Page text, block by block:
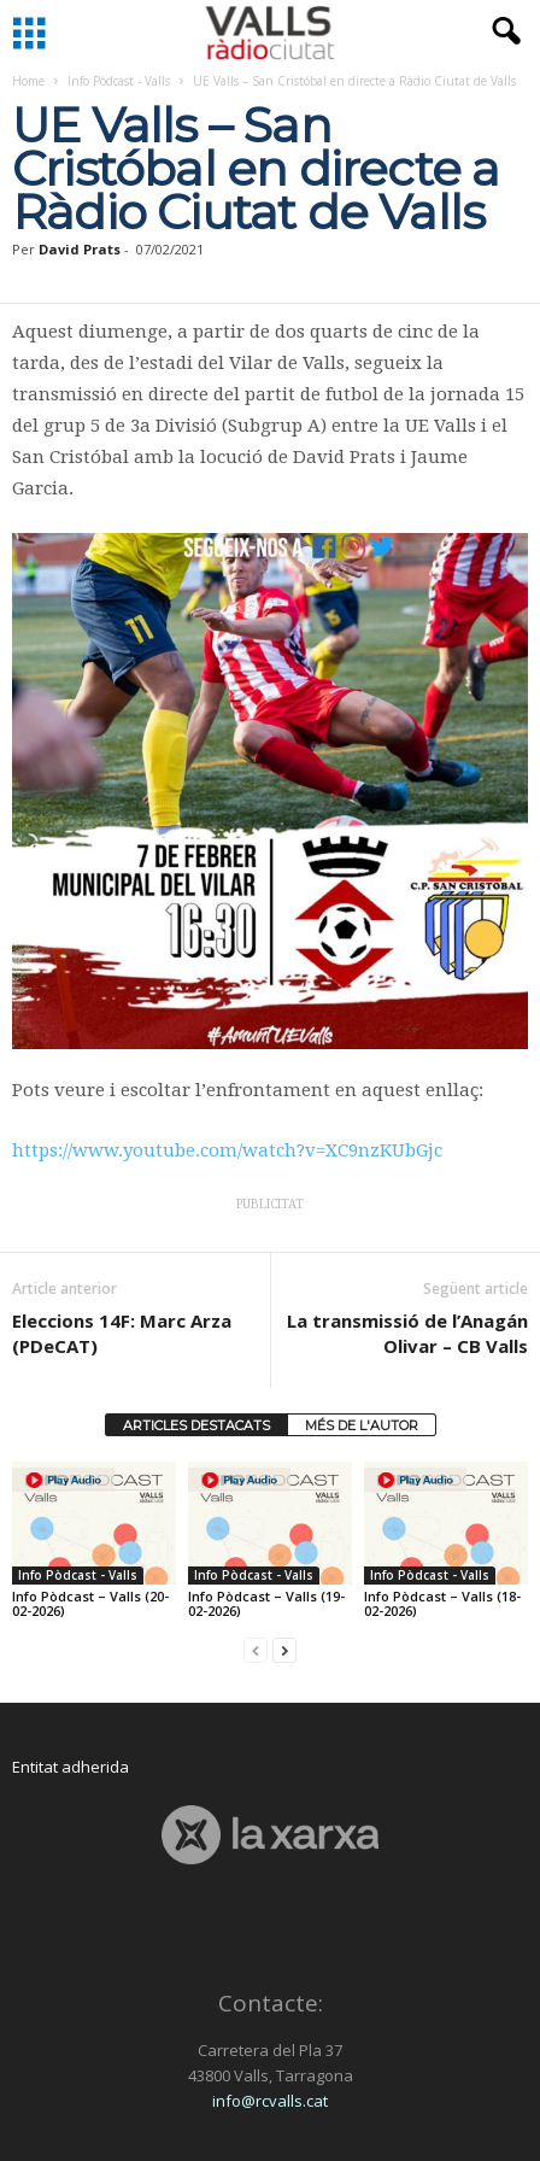
Home Info Pòdcast - Valls UE Valls – San Cristóbal en directe a Ràdio Ciutat de Valls
UE Valls – San
Cristóbal en directe a
Ràdio Ciutat de Valls
Per David Prats - 07/02/2021
Aquest diumenge, a partir de dos quarts de cinc de la
tarda, des de l’estadi del Vilar de Valls, segueix la
transmissió en directe del partit de futbol de la jornada 15
del grup 5 de 3a Divisió (Subgrup A) entre la UE Valls i el
San Cristóbal amb la locució de David Prats i Jaume
Garcia.
Pots veure i escoltar l’enfrontament en aquest enllaç:
https://www.youtube.com/watch?v=XC9nzKUbGjc
PUBLICITAT
Article anterior
Eleccions 14F: Marc Arza
(PDeCAT)
Següent article
La transmissió de l’Anagán
Olivar – CB Valls
ARTICLES DESTACATS MÉS DE L'AUTOR
Info Pòdcast - Valls
Info Pòdcast – Valls (20-
02-2026)
Info Pòdcast - Valls
Info Pòdcast – Valls (19-
02-2026)
Info Pòdcast - Valls
Info Pòdcast – Valls (18-
02-2026)
Entitat adherida
Contacte:
Carretera del Pla 37
43800 Valls, Tarragona
info@rcvalls.cat